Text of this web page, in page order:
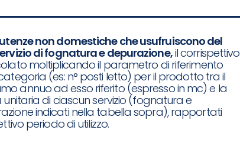
utenze non domestiche che usufruiscono del
di fognatura e depurazione,il corrispettivo
moltiplicando il parametro di riferimento
(es: n° posti letto) per il prodotto tra il
annuo ad esso riferito (espresso in mc) e la
di ciascun servizio (fognatura e
indicati nella tabella sopra), rapportati
periodo di utilizzo.